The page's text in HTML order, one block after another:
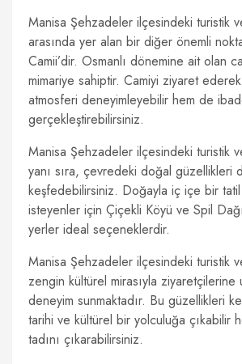
Manisa Şehzadeler ilçesindeki turistik
arasında yer alan bir diğer önemli
Camii’dir. Osmanlı dönemine ait olan
mimariye sahiptir. Camiyi ziyaret
atmosferi deneyimleyebilir hem de
gerçekleştirebilirsiniz.
Manisa Şehzadeler ilçesindeki turistik
yanı sıra, çevredeki doğal güzellikleri
keşfedebilirsiniz. Doğayla iç içe bir
isteyenler için Çiçekli Köyü ve Spil
yerler ideal seçeneklerdir.
Manisa Şehzadeler ilçesindeki turistik
zengin kültürel mirasıyla ziyaretçilerine
deneyim sunmaktadır. Bu güzellikleri
tarihi ve kültürel bir yolculuğa çıkabilir
tadını çıkarabilirsiniz.